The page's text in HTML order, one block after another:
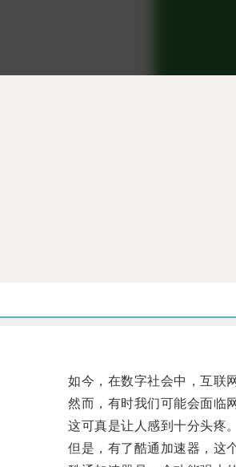
如今，在数字社会中，互联网
然而，有时我们可能会面临网
这可真是让人感到十分头疼。
但是，有了酷通加速器，这个